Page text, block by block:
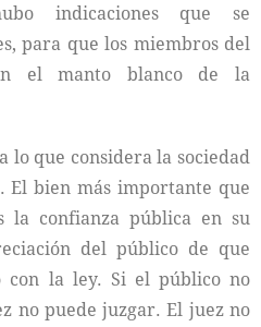
indicaciones que se
para que los miembros del
el manto blanco de la
lo que considera la sociedad
El bien más importante que
la confianza pública en su
del público de que
con la ley. Si el público no
no puede juzgar. El juez no